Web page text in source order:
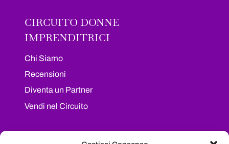
CIRCUITO DONNE
IMPRENDITRICI
Chi Siamo
Recensioni
Diventa un Partner
Vendi nel Circuito
I NOSTRI SOCIAL